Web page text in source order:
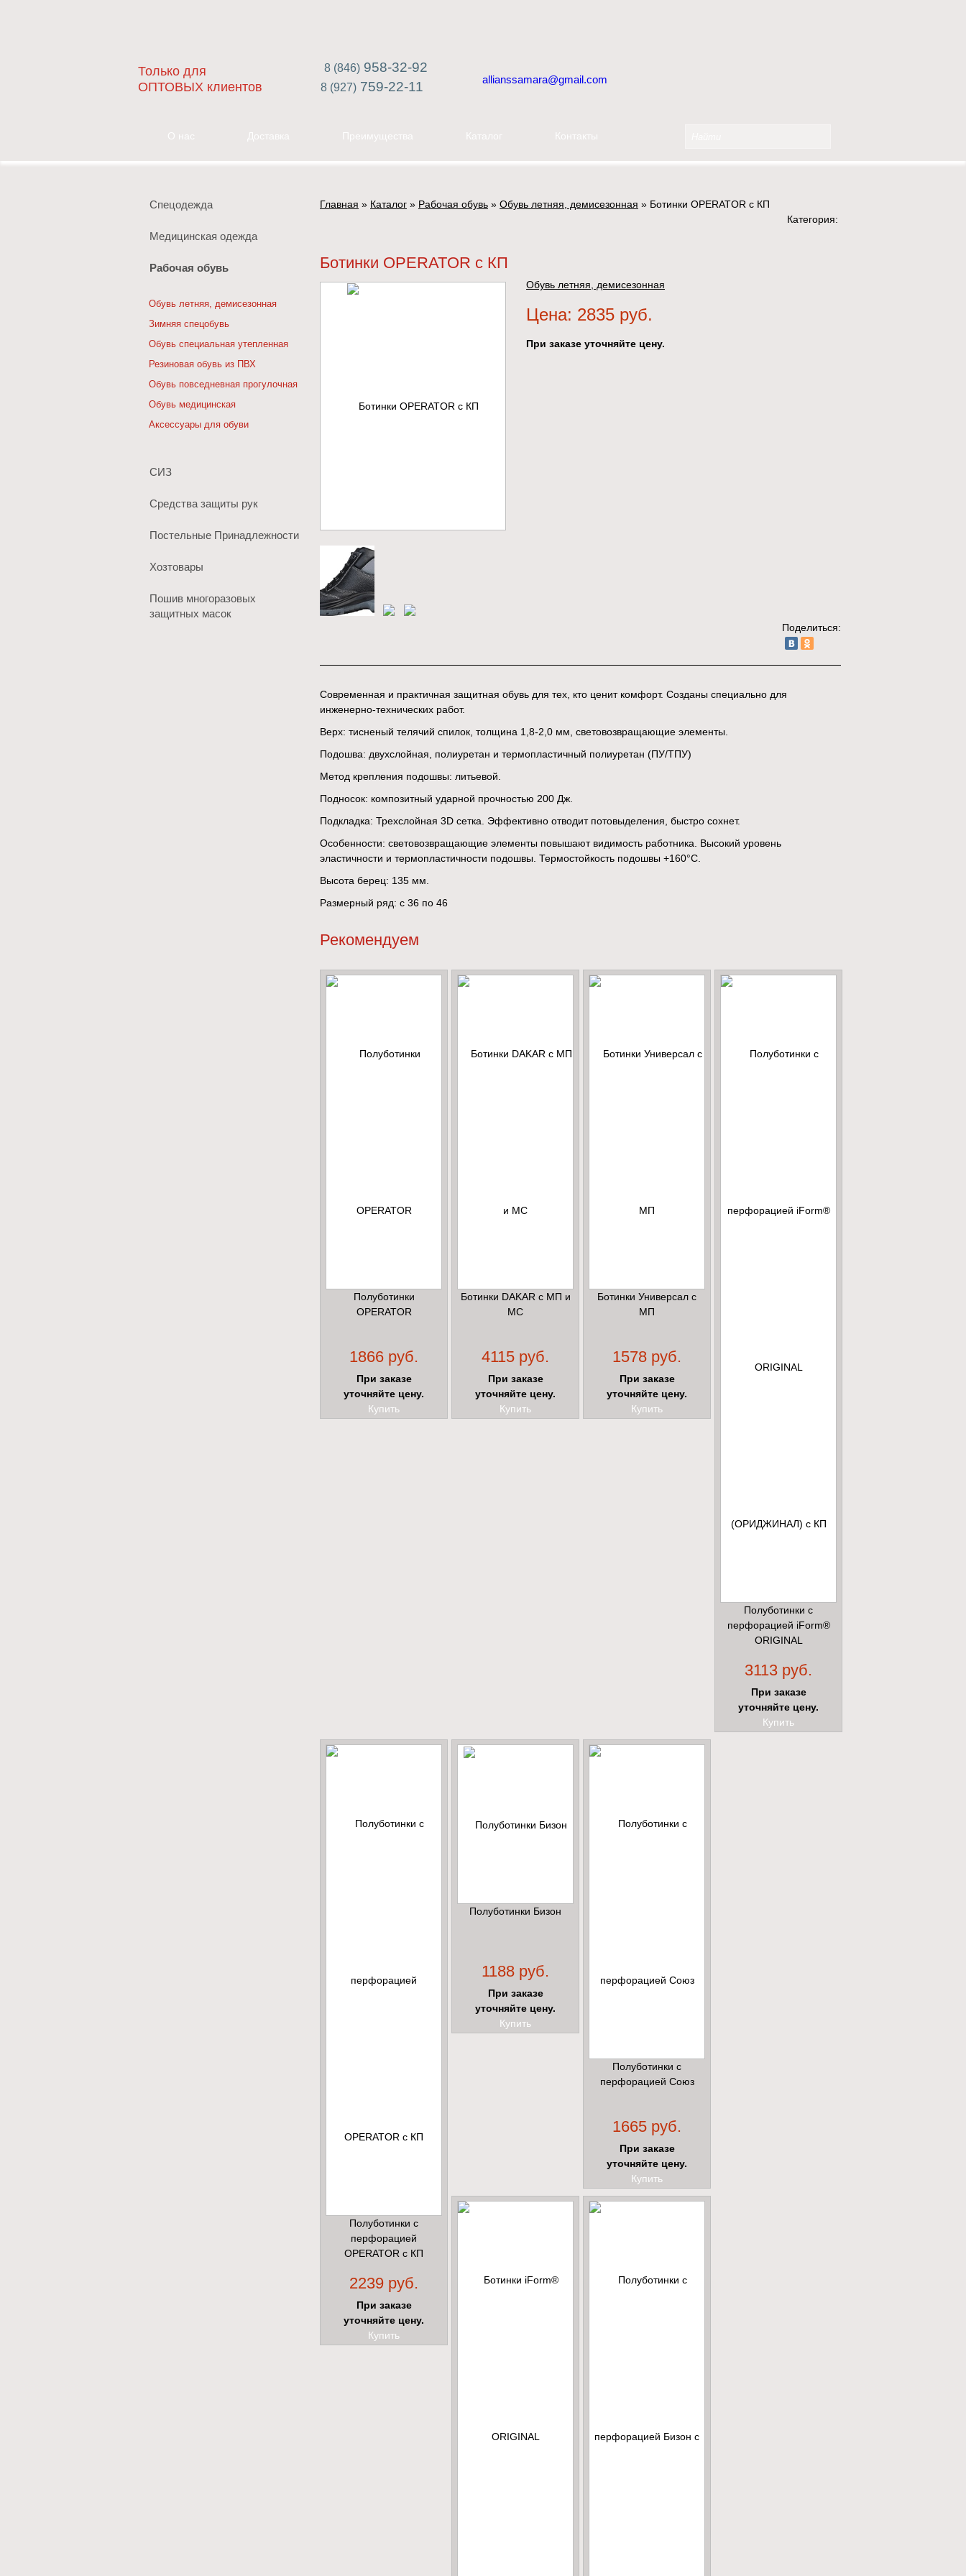
Только для
ОПТОВЫХ клиентов
8 (846) 958-32-92
8 (927) 759-22-11 allianssamara@gmail.com
О нас Доставка Преимущества Каталог Контакты
Спецодежда
Медицинская одежда
Рабочая обувь
Обувь летняя, демисезонная
Зимняя спецобувь
Обувь специальная утепленная
Резиновая обувь из ПВХ
Обувь повседневная прогулочная
Обувь медицинская
Аксессуары для обуви
СИЗ
Средства защиты рук
Постельные Принадлежности
Хозтовары
Пошив многоразовых
защитных масок
Главная » Каталог » Рабочая обувь » Обувь летняя, демисезонная » Ботинки OPERATOR с КП
Ботинки OPERATOR с КП
Категория:
Обувь летняя, демисезонная
Цена: 2835 руб.
При заказе уточняйте цену.
Поделиться:
Современная и практичная защитная обувь для тех, кто ценит комфорт. Созданы специально для
инженерно-технических работ.
Верх: тисненый телячий спилок, толщина 1,8-2,0 мм, световозвращающие элементы.
Подошва: двухслойная, полиуретан и термопластичный полиуретан (ПУ/ТПУ)
Метод крепления подошвы: литьевой.
Подносок: композитный ударной прочностью 200 Дж.
Подкладка: Трехслойная 3D сетка. Эффективно отводит потовыделения, быстро сохнет.
Особенности: световозвращающие элементы повышают видимость работника. Высокий уровень
эластичности и термопластичности подошвы. Термостойкость подошвы +160°С.
Высота берец: 135 мм.
Размерный ряд: с 36 по 46
Рекомендуем
Полуботинки
OPERATOR
1866 руб.
При заказе
уточняйте цену.
Купить
Ботинки DAKAR с МП и
МС
4115 руб.
При заказе
уточняйте цену.
Купить
Ботинки Универсал с
МП
1578 руб.
При заказе
уточняйте цену.
Купить
Полуботинки с
перфорацией iForm®
ORIGINAL
3113 руб.
При заказе
уточняйте цену.
Купить
Полуботинки с
перфорацией
OPERATOR с КП
2239 руб.
При заказе
уточняйте цену.
Купить
Полуботинки Бизон
1188 руб.
При заказе
уточняйте цену.
Купить
Полуботинки с
перфорацией Союз
1665 руб.
При заказе
уточняйте цену.
Купить